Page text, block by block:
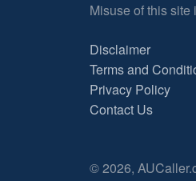
Misuse of this site
Disclaimer
Terms and
Privacy Policy
Contact Us
© 2026,